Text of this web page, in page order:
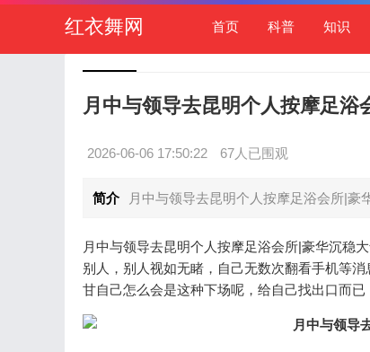
红衣舞网 首页 科普 知识
月中与领导去昆明个人按摩足浴
2026-06-06 17:50:22 67人已围观
简介 月中与领导去昆明个人按摩足浴会所|
月中与领导去昆明个人按摩足浴会所|豪华沉稳
别人，别人视如无睹，自己无数次翻看手机等
甘自己怎么会是这种下场呢，给自己找出口而